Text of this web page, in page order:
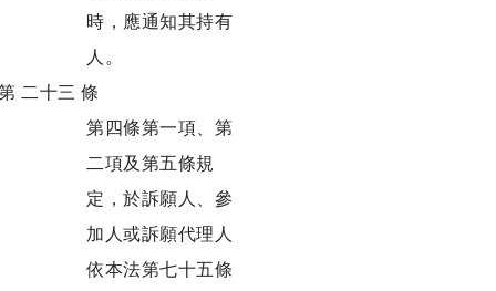
時，應通知其持有
人。
二十三 條
第四條第一項、第
二項及第五條規
定，於訴願人、參
加人或訴願代理人
依本法第七十五條